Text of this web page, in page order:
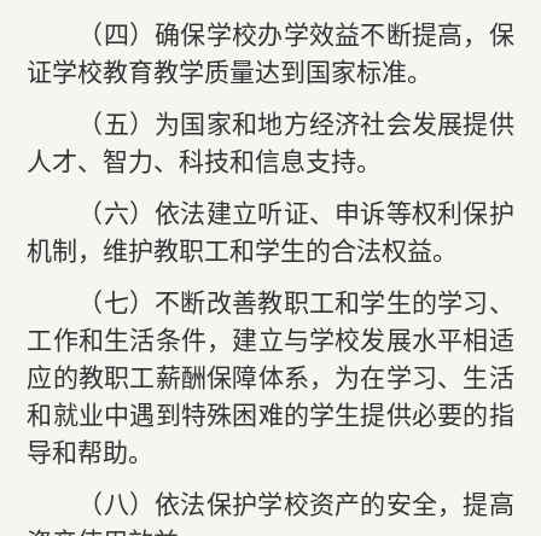
（四）确保学校办学效益不断提高，保
证学校教育教学质量达到国家标准。
（五）为国家和地方经济社会发展提供
人才、智力、科技和信息支持。
（六）依法建立听证、申诉等权利保护
机制，维护教职工和学生的合法权益。
（七）不断改善教职工和学生的学习、
工作和生活条件，建立与学校发展水平相适
应的教职工薪酬保障体系，为在学习、生活
和就业中遇到特殊困难的学生提供必要的指
导和帮助。
（八）依法保护学校资产的安全，提高